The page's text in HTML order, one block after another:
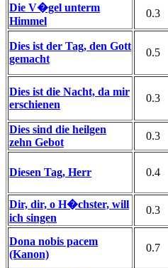
Die V�gel unterm
Himmel
0.3
Dies ist der Tag, den Gott
gemacht
0.5
Dies ist die Nacht, da mir
erschienen
0.3
Dies sind die heilgen
zehn Gebot
0.3
Diesen Tag, Herr 0.4
Dir, dir, o H�chster, will
ich singen
0.3
Dona nobis pacem
(Kanon)
0.7